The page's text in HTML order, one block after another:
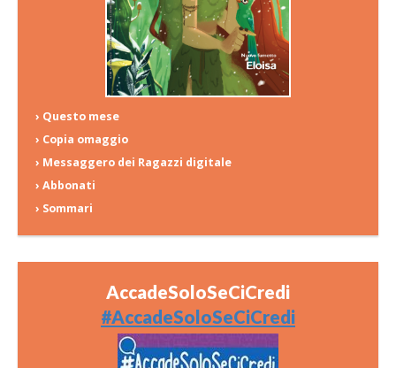
› Questo mese
› Copia omaggio
› Messaggero dei Ragazzi digitale
› Abbonati
› Sommari
AccadeSoloSeCiCredi
#AccadeSoloSeCiCredi